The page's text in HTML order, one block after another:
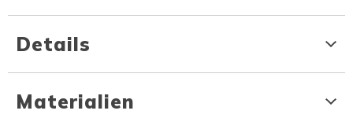
Details
Materialien